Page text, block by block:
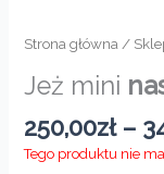
Strona główna /
Jeż mini
250,00zł –
Tego produktu nie